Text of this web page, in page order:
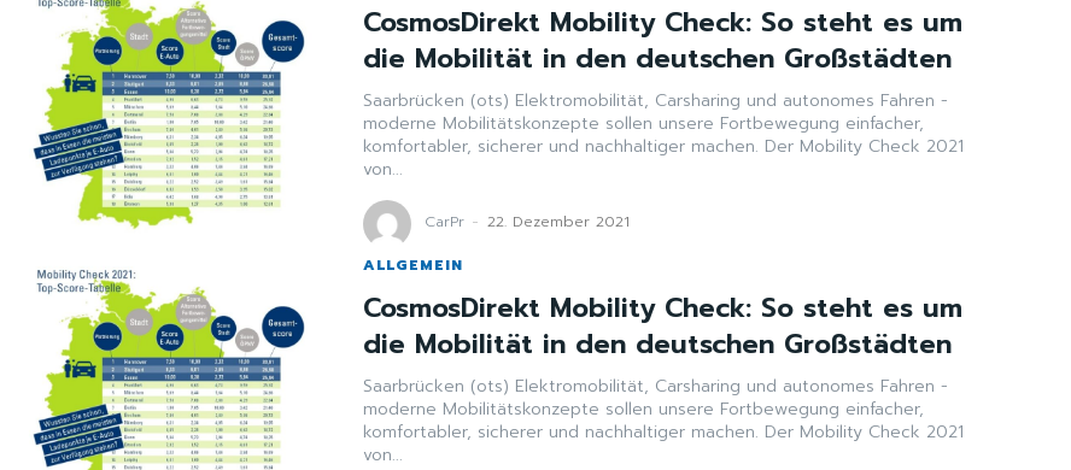
CosmosDirekt Mobility Check: So steht es um
die Mobilität in den deutschen Großstädten
Saarbrücken (ots) Elektromobilität, Carsharing und autonomes Fahren -
moderne Mobilitätskonzepte sollen unsere Fortbewegung einfacher,
komfortabler, sicherer und nachhaltiger machen. Der Mobility Check 2021
von...
CarPr - 22. Dezember 2021
ALLGEMEIN
CosmosDirekt Mobility Check: So steht es um
die Mobilität in den deutschen Großstädten
Saarbrücken (ots) Elektromobilität, Carsharing und autonomes Fahren -
moderne Mobilitätskonzepte sollen unsere Fortbewegung einfacher,
komfortabler, sicherer und nachhaltiger machen. Der Mobility Check 2021
von...